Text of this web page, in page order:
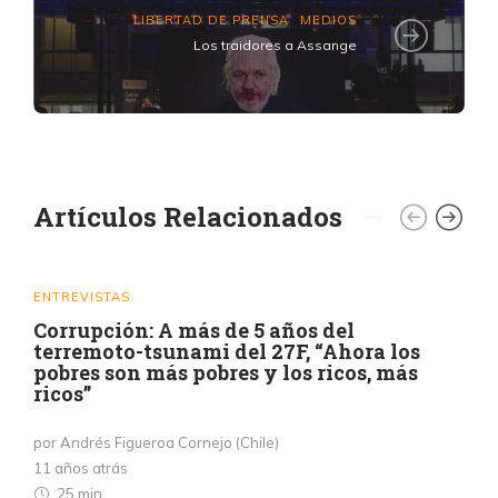
LIBERTAD DE PRENSA, MEDIOS
Los traidores a Assange
Artículos Relacionados
ENTREVISTAS
Corrupción: A más de 5 años del
terremoto-tsunami del 27F, “Ahora los
pobres son más pobres y los ricos, más
ricos”
por Andrés Figueroa Cornejo (Chile)
11 años atrás
25 min